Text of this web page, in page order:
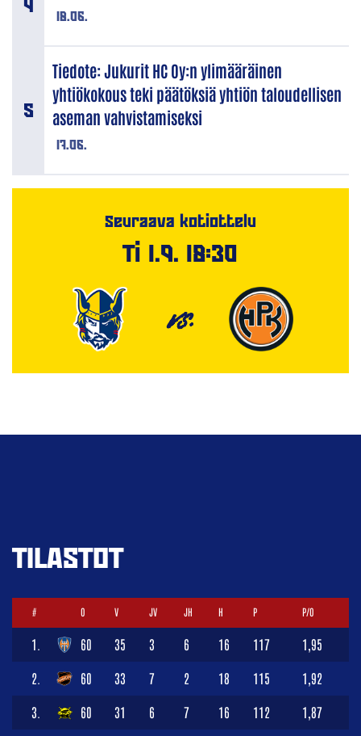
18.06.
17.06.
Tiedote: Jukurit HC Oy:n ylimääräinen
yhtiökokous teki päätöksiä yhtiön taloudellisen
aseman vahvistamiseksi
Seuraava kotiottelu
Ti 1.9. 18:30
VS.
TILASTOT
# O V JV JH H P P/O
1. 60 35 3 6 16 117 1,95
2. 60 33 7 2 18 115 1,92
3. 60 31 6 7 16 112 1,87